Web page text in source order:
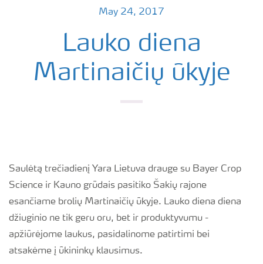
May 24, 2017
Lauko diena
Martinaičių ūkyje
Saulėtą trečiadienį Yara Lietuva drauge su Bayer Crop
Science ir Kauno grūdais pasitiko Šakių rajone
esančiame brolių Martinaičių ūkyje. Lauko diena diena
džiuginio ne tik geru oru, bet ir produktyvumu -
apžiūrėjome laukus, pasidalinome patirtimi bei
atsakėme į ūkininkų klausimus.